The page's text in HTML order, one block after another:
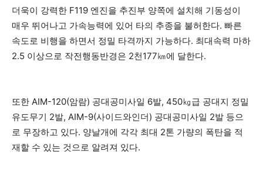
더욱이 강력한 F119 엔진을 추진부 양쪽에 설치해 기동성이
매우 뛰어나고 가속능력에 있어 타의 추종을 불허한다. 빠른
속도로 비행을 하면서 정밀 타격까지 가능하다. 최대속력 마하
2.5 이상으로 작전행동반경은 2천177㎞에 달한다.
또한 AIM-120(암람) 공대공미사일 6발, 450㎏급 공대지 정밀
유도무기 2발, AIM-9(사이드와인더) 공대공미사일 2발 등으
로 무장하고 있다. 양날개에 각각 최대 2톤 가량의 폭탄을 적
재할 수 있는 것으로 알려져 있다.